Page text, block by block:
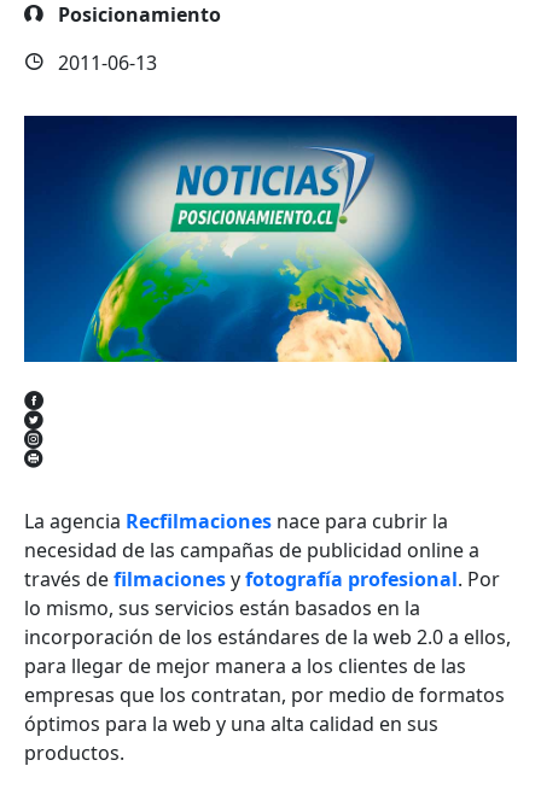
Posicionamiento
2011-06-13
La agencia Recfilmaciones nace para cubrir la
necesidad de las campañas de publicidad online a
través defilmacionesyfotografía profesional. Por
lo mismo, sus servicios están basados en la
incorporación de los estándares de la web 2.0 a ellos,
para llegar de mejor manera a los clientes de las
empresas que los contratan, por medio de formatos
óptimos para la web y una alta calidad en sus
productos.